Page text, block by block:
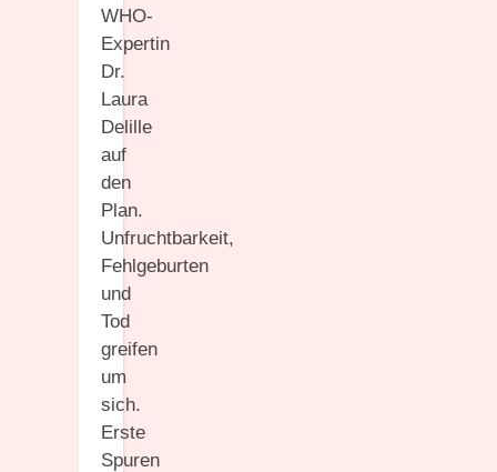
WHO-
Expertin
Dr.
Laura
Delille
auf
den
Plan.
Unfruchtbarkeit,
Fehlgeburten
und
Tod
greifen
um
sich.
Erste
Spuren